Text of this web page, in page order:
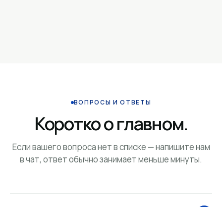
ВОПРОСЫ И ОТВЕТЫ
Коротко о главном.
Если вашего вопроса нет в списке — напишите нам
в чат, ответ обычно занимает меньше минуты.